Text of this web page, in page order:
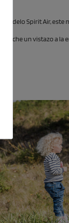
modelo Spirit Air,
eche un vistazo a